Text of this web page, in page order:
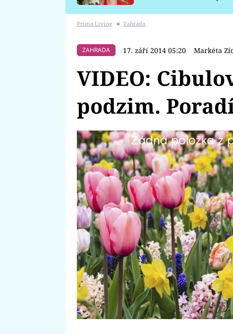
Prima Living ■ Zahrada
ZAHRADA 17. září 2014 05:20 Markéta
VIDEO:
podzim.
Žádná položka z
Kdo zahradničí, ten to dobře ví,
jaro. Platí to i o cibulovinách,
aby brzy zjara krásně vykvetly!